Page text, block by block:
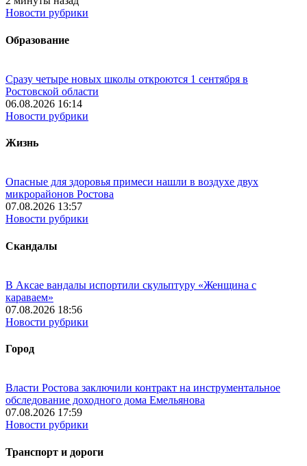
Новости рубрики
Образование
Сразу четыре новых школы откроются 1 сентября в
Ростовской области
06.08.2026 16:14
Новости рубрики
Жизнь
Опасные для здоровья примеси нашли в воздухе двух
микрорайонов Ростова
07.08.2026 13:57
Новости рубрики
Скандалы
В Аксае вандалы испортили скульптуру «Женщина с
караваем»
07.08.2026 18:56
Новости рубрики
Город
Власти Ростова заключили контракт на инструментальное
обследование доходного дома Емельянова
07.08.2026 17:59
Новости рубрики
Транспорт и дороги